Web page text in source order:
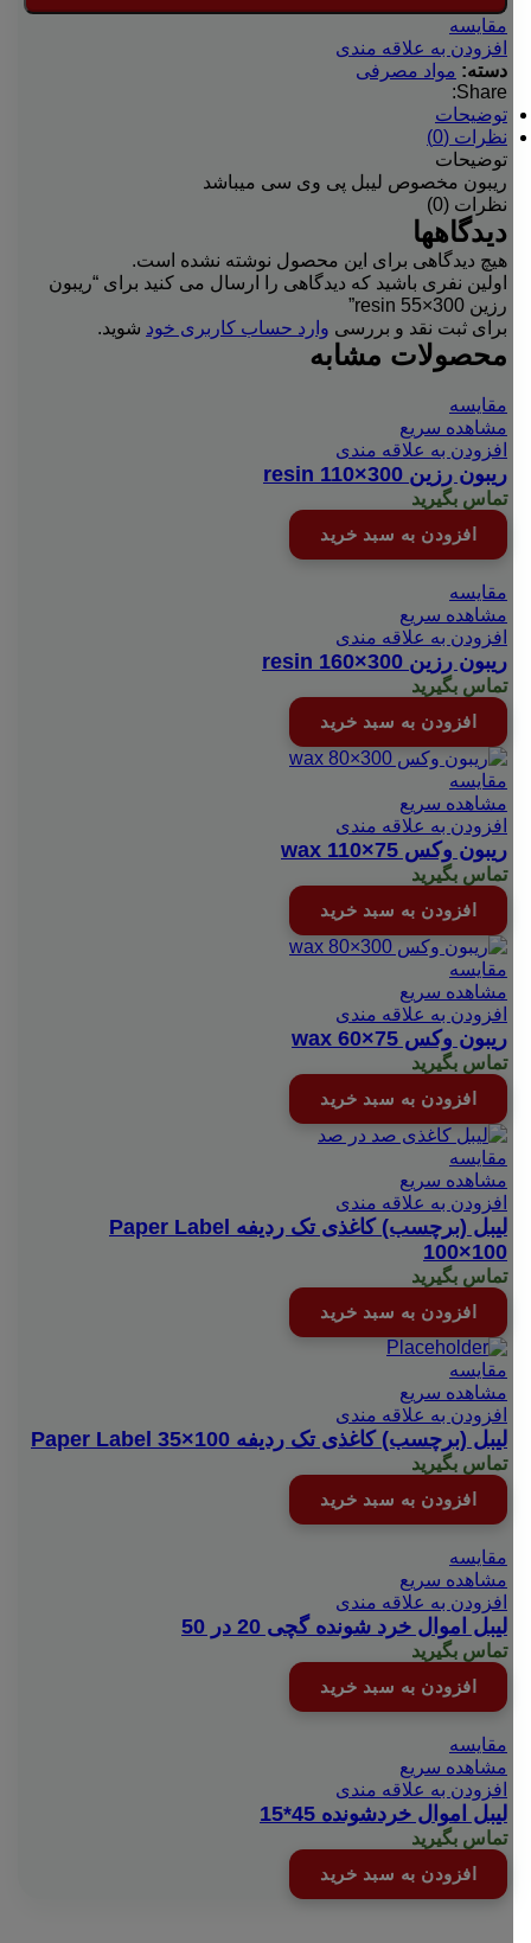
مقایسه
افزودن به علاقه مندی
دسته: مواد مصرفی
Share:
توضیحات
نظرات (0)
توضیحات
ریبون مخصوص لیبل پی وی سی میباشد
نظرات (0)
دیدگاهها
هیچ دیدگاهی برای این محصول نوشته نشده است.
اولین نفری باشید که دیدگاهی را ارسال می کنید برای “ریبون
رزین resin 55×300”
برای ثبت نقد و بررسی وارد حساب کاربری خود شوید.
محصولات مشابه
مقایسه
مشاهده سریع
افزودن به علاقه مندی
ریبون رزین resin 110×300
تماس بگیرید
افزودن به سبد خرید
مقایسه
مشاهده سریع
افزودن به علاقه مندی
ریبون رزین resin 160×300
تماس بگیرید
افزودن به سبد خرید
مقایسه
مشاهده سریع
افزودن به علاقه مندی
ریبون وکس wax 110×75
تماس بگیرید
افزودن به سبد خرید
مقایسه
مشاهده سریع
افزودن به علاقه مندی
ریبون وکس wax 60×75
تماس بگیرید
افزودن به سبد خرید
مقایسه
مشاهده سریع
افزودن به علاقه مندی
لیبل (برچسب) کاغذی تک ردیفه Paper Label
100×100
تماس بگیرید
افزودن به سبد خرید
مقایسه
مشاهده سریع
افزودن به علاقه مندی
لیبل (برچسب) کاغذی تک ردیفه Paper Label 35×100
تماس بگیرید
افزودن به سبد خرید
مقایسه
مشاهده سریع
افزودن به علاقه مندی
لیبل اموال خرد شونده گچی 20 در 50
تماس بگیرید
افزودن به سبد خرید
مقایسه
مشاهده سریع
افزودن به علاقه مندی
لیبل اموال خردشونده 45*15
تماس بگیرید
افزودن به سبد خرید